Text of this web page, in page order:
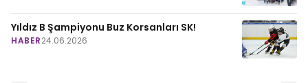
Yıldız B Şampiyonu Buz Korsanları SK!
HABER24.06.2026